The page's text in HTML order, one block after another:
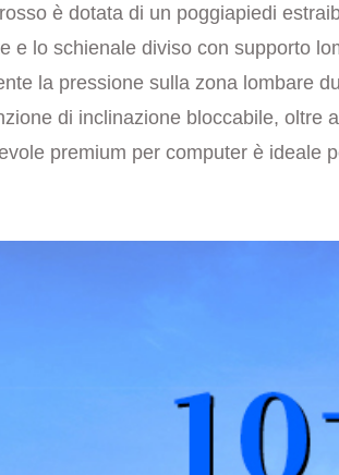
è dotata di un poggiapiedi
lo schienale diviso con supporto
la pressione sulla zona lombare
di inclinazione bloccabile, oltre
premium per computer è ideale